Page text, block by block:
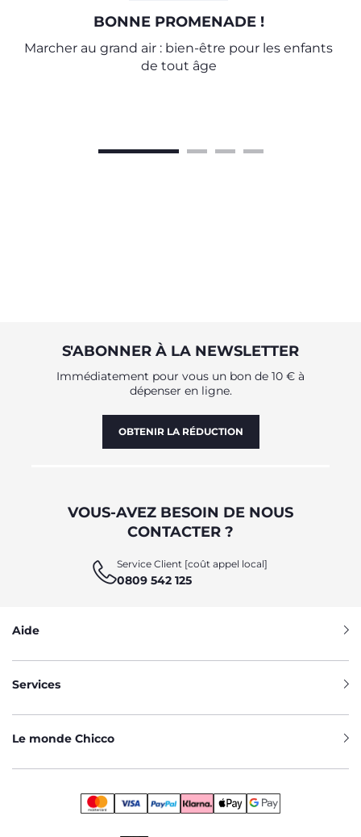
BONNE PROMENADE !
Marcher au grand air : bien-être pour les enfants
de tout âge
S'ABONNER À LA NEWSLETTER
Immédiatement pour vous un bon de 10 € à
dépenser en ligne.
OBTENIR LA RÉDUCTION
VOUS-AVEZ BESOIN DE NOUS
CONTACTER ?
Service Client [coût appel local]
0809 542 125
Aide
Services
Le monde Chicco